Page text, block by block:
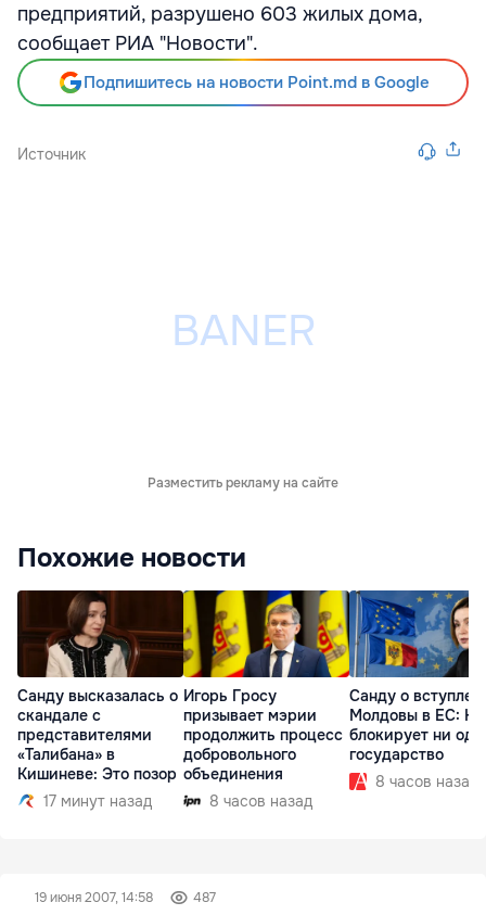
предприятий, разрушено 603 жилых дома,
сообщает РИА "Новости".
Подпишитесь на новости Point.md в Google
Источник
Разместить рекламу на сайте
Похожие новости
Санду высказалась о
скандале с
представителями
«Талибана» в
Кишиневе: Это позор
17 минут назад
Игорь Гросу
призывает мэрии
продолжить процесс
добровольного
объединения
8 часов назад
Санду о
Молдовы в ЕС:
блокирует ни
государство
8 часов назад
19 июня 2007, 14:58 487